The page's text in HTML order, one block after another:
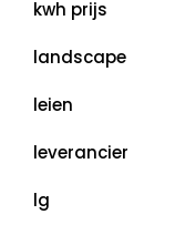
kwh prijs
landscape
leien
leverancier
lg